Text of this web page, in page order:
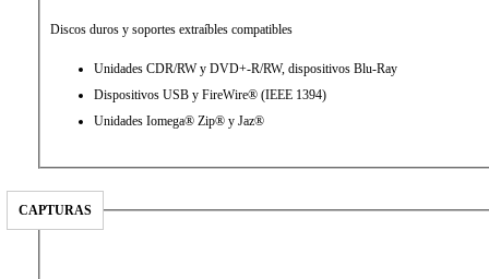
Discos duros y soportes extraíbles compatibles
Unidades CDR/RW y DVD+-R/RW, dispositivos Blu-Ray
Dispositivos USB y FireWire® (IEEE 1394)
Unidades Iomega® Zip® y Jaz®
CAPTURAS